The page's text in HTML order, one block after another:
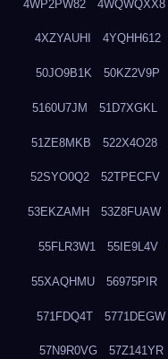
4WP2PW82 4WQWQXX8
4XZYAUHI 4YQHH612
50JO9B1K 50KZ2V9P
5160U7JM 51D7XGKL
51ZE8MKB 522X4O28
52SYO0Q2 52TPECFV
53EKZAMH 53Z8FUAW
55FLR3W1 55IE9L4V
55XAQHMU 56975PIR
571FDQ4T 5771DEGW
57N9R0VG 57Z141YR